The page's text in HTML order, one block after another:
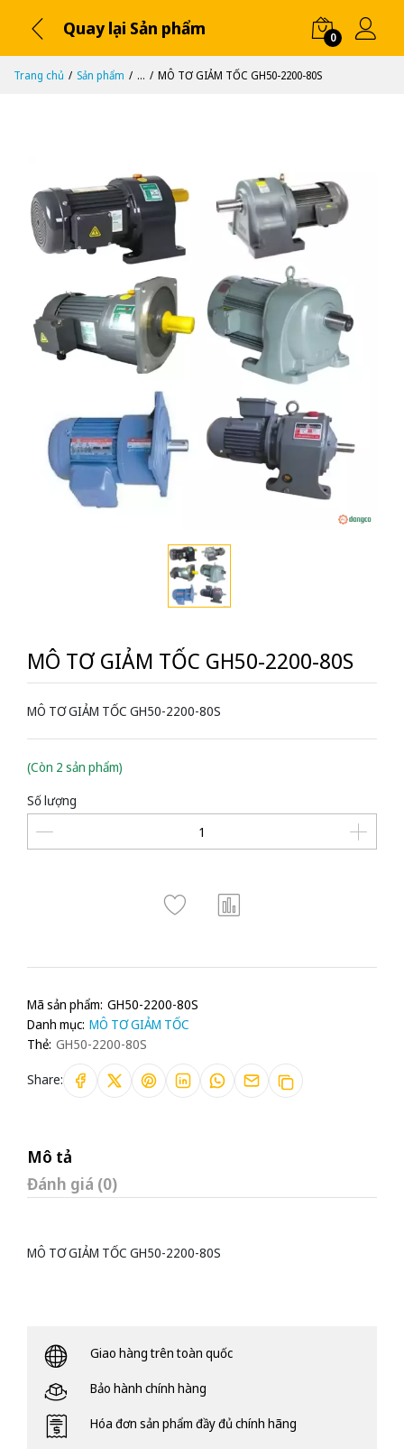
Quay lại Sản phẩm 0
Trang chủ Sản phẩm ... MÔ TƠ GIẢM TỐC GH50-2200-80S
MÔ TƠ GIẢM TỐC GH50-2200-80S
MÔ TƠ GIẢM TỐC GH50-2200-80S
(Còn 2 sản phẩm)
Số lượng
Mã sản phẩm: GH50-2200-80S
Danh mục: MÔ TƠ GIẢM TỐC
Thẻ: GH50-2200-80S
Share:
Mô tả
Đánh giá (0)
MÔ TƠ GIẢM TỐC GH50-2200-80S
Giao hàng trên toàn quốc
Bảo hành chính hàng
Hóa đơn sản phẩm đầy đủ chính hãng